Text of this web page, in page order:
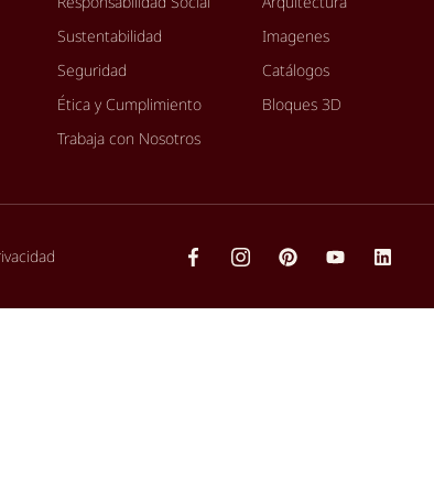
Sustentabilidad
Seguridad
Ética y Cumplimiento
Trabaja con Nosotros
Imagenes
Catálogos
Bloques 3D